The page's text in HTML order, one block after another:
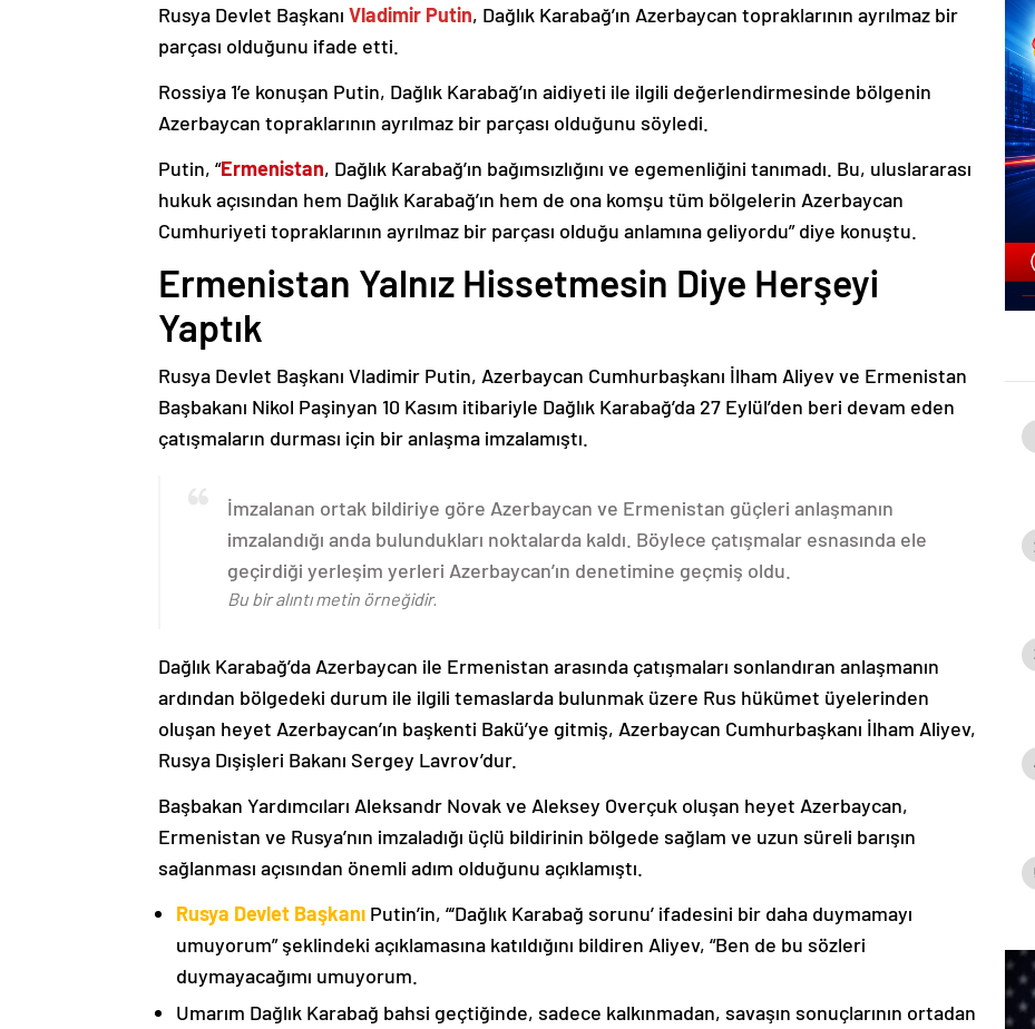
Rusya Devlet Başkanı Vladimir Putin, Dağlık Karabağ’ın Azerbaycan topraklarının ayrılmaz bir
parçası olduğunu ifade etti.
Rossiya 1’e konuşan Putin, Dağlık Karabağ’ın aidiyeti ile ilgili değerlendirmesinde bölgenin
Azerbaycan topraklarının ayrılmaz bir parçası olduğunu söyledi.
Putin, “Ermenistan, Dağlık Karabağ’ın bağımsızlığını ve egemenliğini tanımadı. Bu, uluslararası
hukuk açısından hem Dağlık Karabağ’ın hem de ona komşu tüm bölgelerin Azerbaycan
Cumhuriyeti topraklarının ayrılmaz bir parçası olduğu anlamına geliyordu” diye konuştu.
Ermenistan Yalnız Hissetmesin Diye Herşeyi
Yaptık
Rusya Devlet Başkanı Vladimir Putin, Azerbaycan Cumhurbaşkanı İlham Aliyev ve Ermenistan
Başbakanı Nikol Paşinyan 10 Kasım itibariyle Dağlık Karabağ’da 27 Eylül’den beri devam eden
çatışmaların durması için bir anlaşma imzalamıştı.
İmzalanan ortak bildiriye göre Azerbaycan ve Ermenistan güçleri anlaşmanın
imzalandığı anda bulundukları noktalarda kaldı. Böylece çatışmalar esnasında ele
geçirdiği yerleşim yerleri Azerbaycan’ın denetimine geçmiş oldu.
Bu bir alıntı metin örneğidir.
Dağlık Karabağ’da Azerbaycan ile Ermenistan arasında çatışmaları sonlandıran anlaşmanın
ardından bölgedeki durum ile ilgili temaslarda bulunmak üzere Rus hükümet üyelerinden
oluşan heyet Azerbaycan’ın başkenti Bakü’ye gitmiş, Azerbaycan Cumhurbaşkanı İlham Aliyev,
Rusya Dışişleri Bakanı Sergey Lavrov’dur.
Başbakan Yardımcıları Aleksandr Novak ve Aleksey Overçuk oluşan heyet Azerbaycan,
Ermenistan ve Rusya’nın imzaladığı üçlü bildirinin bölgede sağlam ve uzun süreli barışın
sağlanması açısından önemli adım olduğunu açıklamıştı.
Rusya Devlet Başkanı Putin’in, “‘Dağlık Karabağ sorunu’ ifadesini bir daha duymamayı
umuyorum” şeklindeki açıklamasına katıldığını bildiren Aliyev, “Ben de bu sözleri
duymayacağımı umuyorum.
Umarım Dağlık Karabağ bahsi geçtiğinde, sadece kalkınmadan, savaşın sonuçlarının ortadan